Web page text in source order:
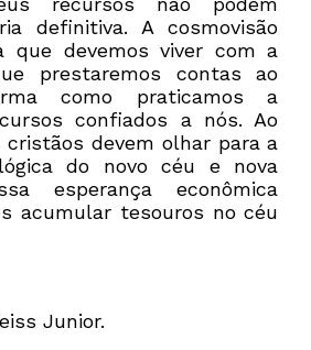
definitiva. A cosmovisão
que devemos viver com a
prestaremos contas ao
como praticamos a
confiados a nós. Ao
devem olhar para a
do novo céu e nova
esperança econômica
acumular tesouros no céu
Junior.